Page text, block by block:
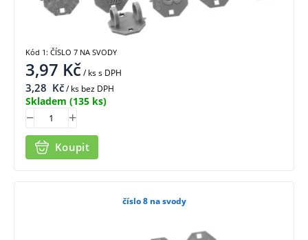
3,97 Kč/ kss DPH
3,28 Kč/ ks bez DPH
Skladem (135 ks)
Koupit
Kód 1: ČÍSLO 7 NA SVODY
číslo 8 na svody